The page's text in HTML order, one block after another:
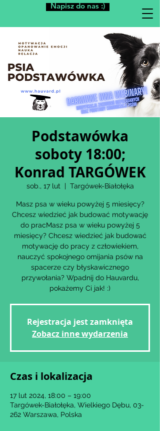
Napisz do nas :)
Podstawówka
soboty 18:00;
Konrad TARGÓWEK
sob., 17 lut
  |
Targówek-Białołęka
Masz psa w wieku powyżej 5 miesięcy?
Chcesz wiedzieć jak budować motywację
do pracMasz psa w wieku powyżej 5
miesięcy? Chcesz wiedzieć jak budować
motywację do pracy z człowiekiem,
nauczyć spokojnego omijania psów na
spacerze czy błyskawicznego
przywołania? Wpadnij do Hauvardu,
Rejestracja jest zamknięta
Zobacz inne wydarzenia
Czas i lokalizacja
17 lut 2024, 18:00 – 19:00
Targówek-Białołęka, Wielkiego Dębu, 03-
262 Warszawa, Polska